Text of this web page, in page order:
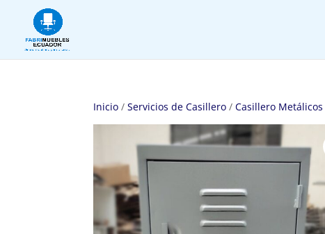
Inicio /Servicios de Casillero /Casillero Metálicos